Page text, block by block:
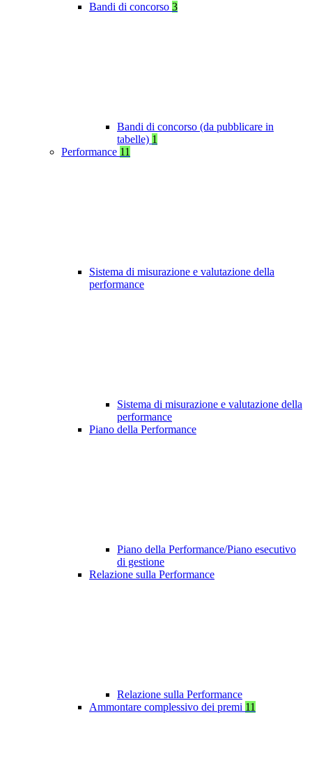
Bandi di concorso 3
Bandi di concorso (da pubblicare in
tabelle) 1
Performance 11
Sistema di misurazione e valutazione della
performance
Sistema di misurazione e valutazione della
performance
Piano della Performance
Piano della Performance/Piano esecutivo
di gestione
Relazione sulla Performance
Relazione sulla Performance
Ammontare complessivo dei premi 11